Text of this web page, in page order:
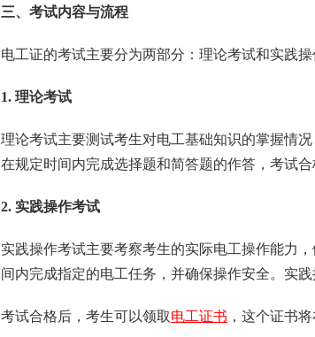
三、考试内容与流程
电工证的考试主要分为两部分：理论考试和实践操
1. 理论考试
理论考试主要测试考生对电工基础知识的掌握情
在规定时间内完成选择题和简答题的作答，考试合
2. 实践操作考试
实践操作考试主要考察考生的实际电工操作能力
间内完成指定的电工任务，并确保操作安全。实
考试合格后，考生可以领取电工证书 ，这个证书